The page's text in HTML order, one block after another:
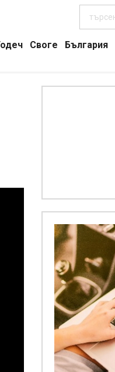
Своге България